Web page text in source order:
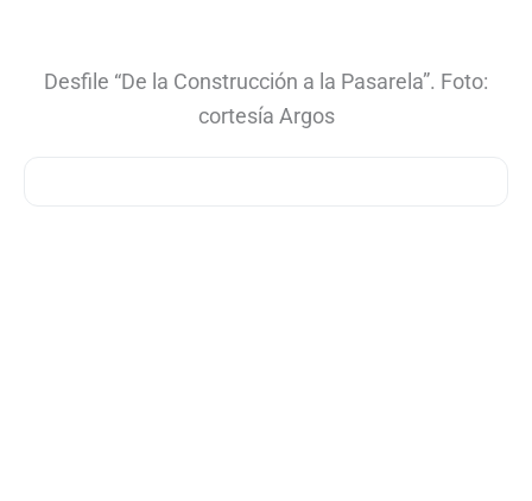
Desfile “De la Construcción a la Pasarela”. Foto:
cortesía Argos